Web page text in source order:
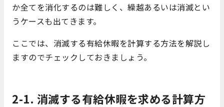
か全てを消化するのは難しく、繰越あるいは消滅とい
うケースも出てきます。
ここでは、消滅する有給休暇を計算する方法を解説し
ますのでチェックしておきましょう。
2-1. 消滅する有給休暇を求める計算方